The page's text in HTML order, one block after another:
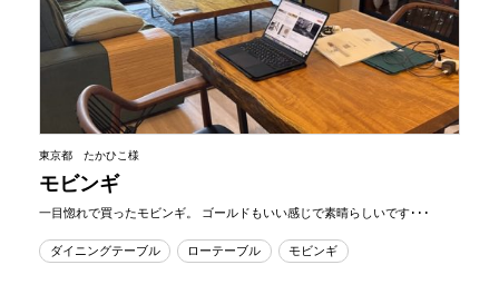
東京都 たかひこ様
モビンギ
一目惚れで買ったモビンギ。 ゴールドもいい感じで素晴らしいです･･･
ダイニングテーブル ローテーブル モビンギ